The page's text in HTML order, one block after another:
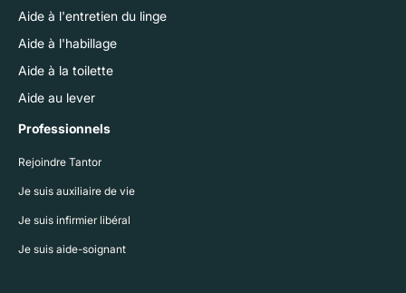
Aide à l'entretien du linge
Aide à l'habillage
Aide à la toilette
Aide au lever
Professionnels
Rejoindre Tantor
Je suis auxiliaire de vie
Je suis infirmier libéral
Je suis aide-soignant